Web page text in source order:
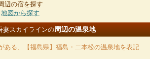
辺の宿を探す
地図から探す
妻スカイラインの周辺の温泉地
ある、【福島県】福島・二本松の温泉地を表記